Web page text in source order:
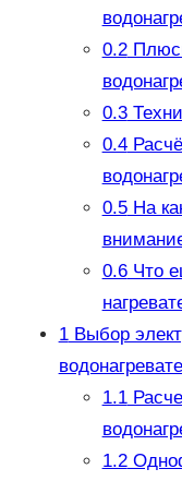
0.2
0.3
0.4
0.5На
0.6Что
1Выбор
1.1
1.2